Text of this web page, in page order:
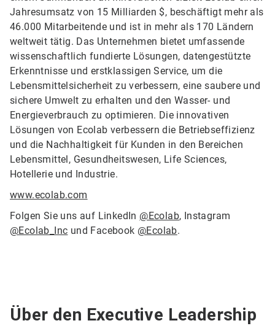
Jahresumsatz von 15 Milliarden $, beschäftigt mehr als
46.000 Mitarbeitende und ist in mehr als 170 Ländern
weltweit tätig. Das Unternehmen bietet umfassende
wissenschaftlich fundierte Lösungen, datengestützte
Erkenntnisse und erstklassigen Service, um die
Lebensmittelsicherheit zu verbessern, eine saubere und
sichere Umwelt zu erhalten und den Wasser- und
Energieverbrauch zu optimieren. Die innovativen
Lösungen von Ecolab verbessern die Betriebseffizienz
und die Nachhaltigkeit für Kunden in den Bereichen
Lebensmittel, Gesundheitswesen, Life Sciences,
Hotellerie und Industrie.
www.ecolab.com
Folgen Sie uns auf LinkedIn @Ecolab, Instagram
@Ecolab_Inc und Facebook @Ecolab.
Über den Executive Leadership